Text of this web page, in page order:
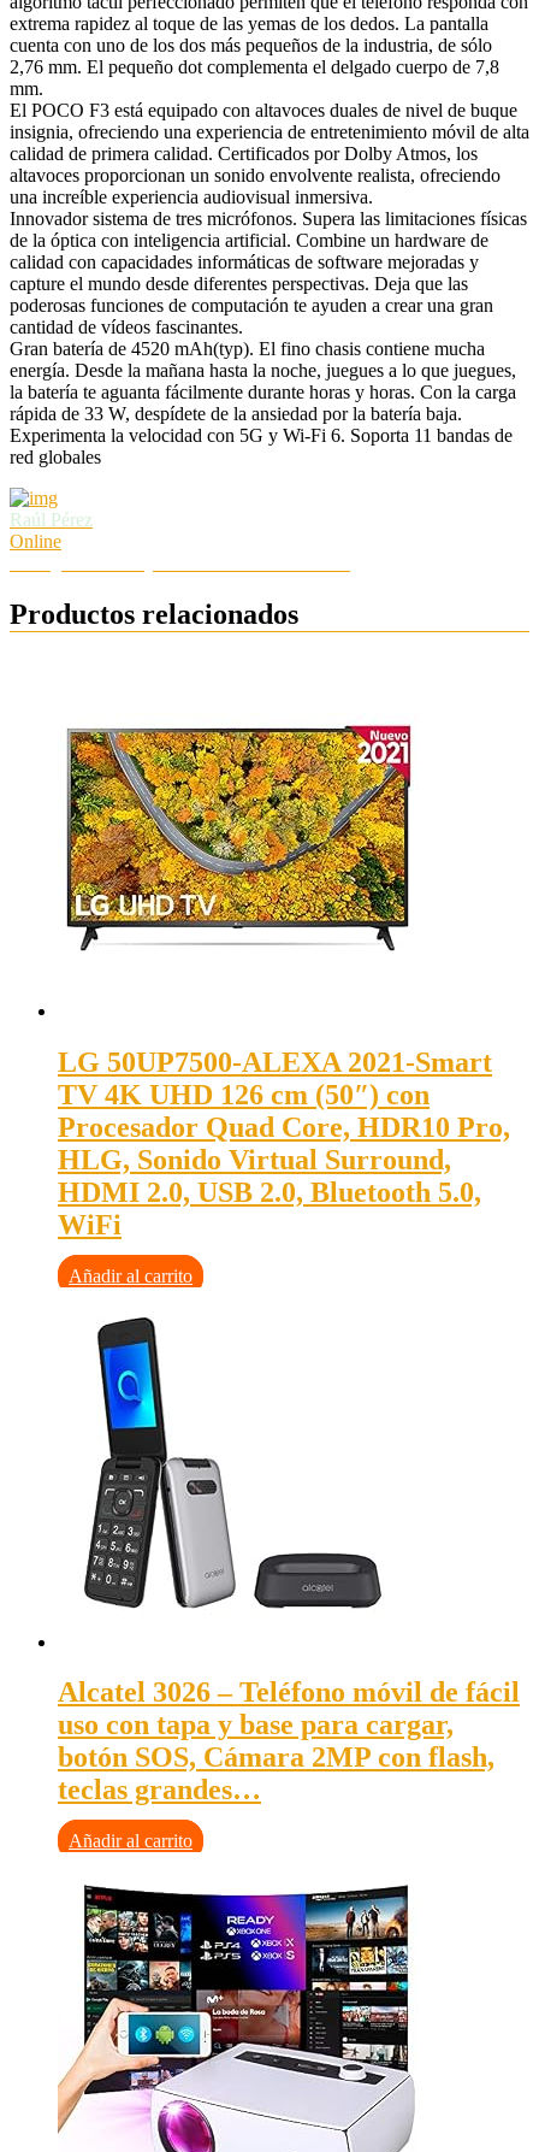
extrema rapidez al toque de las yemas de los dedos. La pantalla
cuenta con uno de los dos más pequeños de la industria, de sólo
2,76 mm. El pequeño dot complementa el delgado cuerpo de 7,8
mm.
El POCO F3 está equipado con altavoces duales de nivel de buque
insignia, ofreciendo una experiencia de entretenimiento móvil de alta
calidad de primera calidad. Certificados por Dolby Atmos, los
altavoces proporcionan un sonido envolvente realista, ofreciendo
una increíble experiencia audiovisual inmersiva.
Innovador sistema de tres micrófonos. Supera las limitaciones físicas
de la óptica con inteligencia artificial. Combine un hardware de
calidad con capacidades informáticas de software mejoradas y
capture el mundo desde diferentes perspectivas. Deja que las
poderosas funciones de computación te ayuden a crear una gran
cantidad de vídeos fascinantes.
Gran batería de 4520 mAh(typ). El fino chasis contiene mucha
energía. Desde la mañana hasta la noche, juegues a lo que juegues,
la batería te aguanta fácilmente durante horas y horas. Con la carga
rápida de 33 W, despídete de la ansiedad por la batería baja.
Experimenta la velocidad con 5G y Wi-Fi 6. Soporta 11 bandas de
red globales
Raúl Pérez
Online
Productos relacionados
LG 50UP7500-ALEXA 2021-Smart
TV 4K UHD 126 cm (50″) con
Procesador Quad Core, HDR10 Pro,
HLG, Sonido Virtual Surround,
HDMI 2.0, USB 2.0, Bluetooth 5.0,
WiFi
Añadir al carrito
Alcatel 3026 – Teléfono móvil de fácil
uso con tapa y base para cargar,
botón SOS, Cámara 2MP con flash,
teclas grandes…
Añadir al carrito